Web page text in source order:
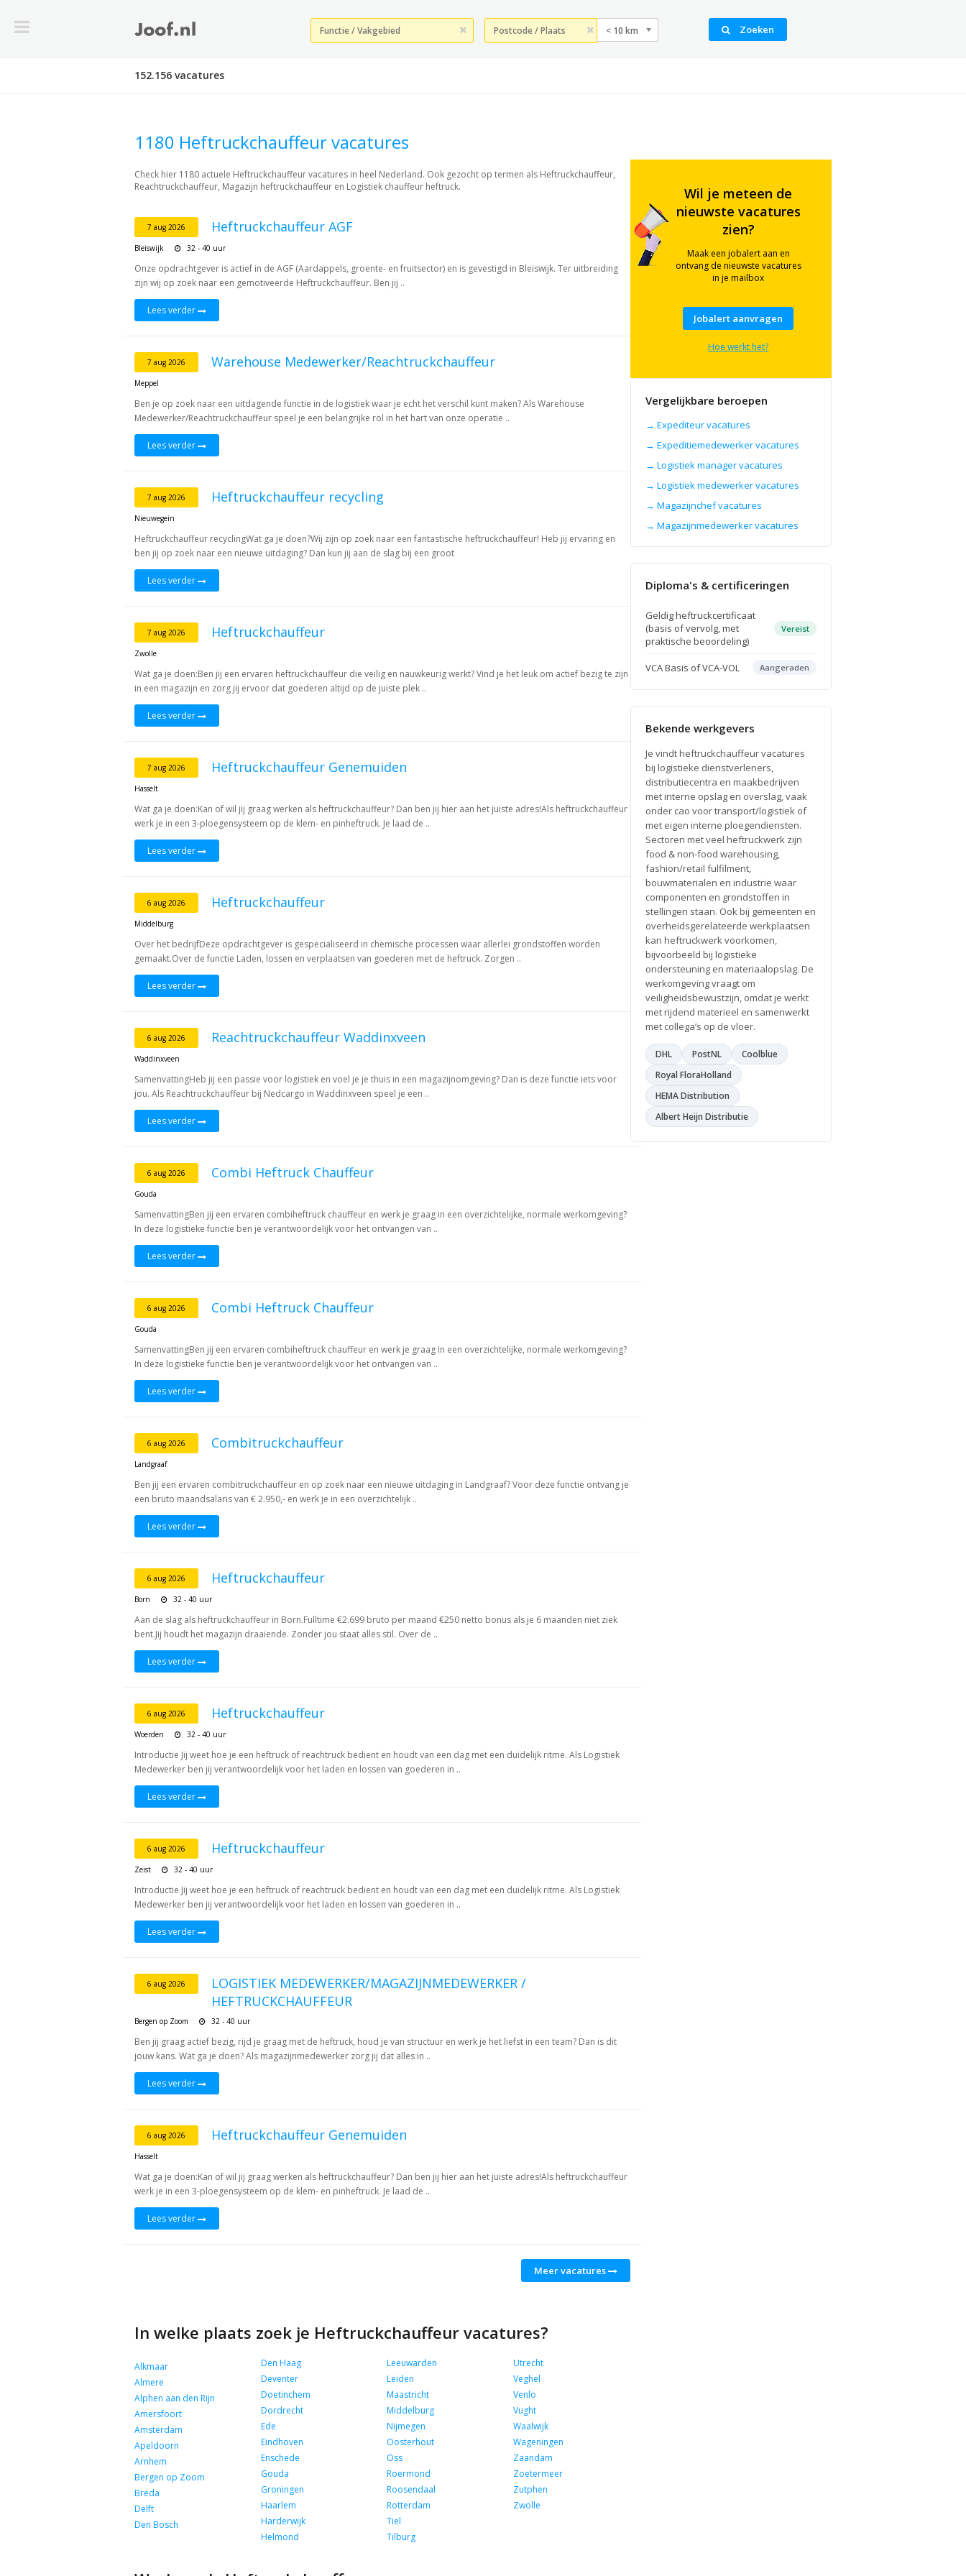
< 10 km Zoeken
152.156 vacatures
1180 Heftruckchauffeur vacatures
Check hier 1180 actuele Heftruckchauffeur vacatures in heel Nederland. Ook gezocht op termen als Heftruckchauffeur,
Reachtruckchauffeur, Magazijn heftruckchauffeur en Logistiek chauffeur heftruck.
7 aug 2026 Heftruckchauffeur AGF
Bleiswijk 32 - 40 uur
Onze opdrachtgever is actief in de AGF (Aardappels, groente- en fruitsector) en is gevestigd in Bleiswijk. Ter uitbreiding
zijn wij op zoek naar een gemotiveerde Heftruckchauffeur. Ben jij ..
Lees verder
7 aug 2026 Warehouse Medewerker/Reachtruckchauffeur
Meppel
Ben je op zoek naar een uitdagende functie in de logistiek waar je echt het verschil kunt maken? Als Warehouse
Medewerker/Reachtruckchauffeur speel je een belangrijke rol in het hart van onze operatie ..
Lees verder
7 aug 2026 Heftruckchauffeur recycling
Nieuwegein
Heftruckchauffeur recyclingWat ga je doen?Wij zijn op zoek naar een fantastische heftruckchauffeur! Heb jij ervaring en
ben jij op zoek naar een nieuwe uitdaging? Dan kun jij aan de slag bij een groot
Lees verder
7 aug 2026 Heftruckchauffeur
Zwolle
Wat ga je doen:Ben jij een ervaren heftruckchauffeur die veilig en nauwkeurig werkt? Vind je het leuk om actief bezig te zijn
in een magazijn en zorg jij ervoor dat goederen altijd op de juiste plek ..
Lees verder
7 aug 2026 Heftruckchauffeur Genemuiden
Hasselt
Wat ga je doen:Kan of wil jij graag werken als heftruckchauffeur? Dan ben jij hier aan het juiste adres!Als heftruckchauffeur
werk je in een 3-ploegensysteem op de klem- en pinheftruck. Je laad de ..
Lees verder
6 aug 2026 Heftruckchauffeur
Middelburg
Over het bedrijfDeze opdrachtgever is gespecialiseerd in chemische processen waar allerlei grondstoffen worden
gemaakt.Over de functie Laden, lossen en verplaatsen van goederen met de heftruck. Zorgen ..
Lees verder
6 aug 2026 Reachtruckchauffeur Waddinxveen
Waddinxveen
SamenvattingHeb jij een passie voor logistiek en voel je je thuis in een magazijnomgeving? Dan is deze functie iets voor
jou. Als Reachtruckchauffeur bij Nedcargo in Waddinxveen speel je een ..
Lees verder
6 aug 2026 Combi Heftruck Chauffeur
Gouda
SamenvattingBen jij een ervaren combiheftruck chauffeur en werk je graag in een overzichtelijke, normale werkomgeving?
In deze logistieke functie ben je verantwoordelijk voor het ontvangen van ..
Lees verder
6 aug 2026 Combi Heftruck Chauffeur
Gouda
SamenvattingBen jij een ervaren combiheftruck chauffeur en werk je graag in een overzichtelijke, normale werkomgeving?
In deze logistieke functie ben je verantwoordelijk voor het ontvangen van ..
Lees verder
6 aug 2026 Combitruckchauffeur
Landgraaf
Ben jij een ervaren combitruckchauffeur en op zoek naar een nieuwe uitdaging in Landgraaf? Voor deze functie ontvang je
een bruto maandsalaris van € 2.950,- en werk je in een overzichtelijk ..
Lees verder
6 aug 2026 Heftruckchauffeur
Born 32 - 40 uur
Aan de slag als heftruckchauffeur in Born.Fulltime €2.699 bruto per maand €250 netto bonus als je 6 maanden niet ziek
bent.Jij houdt het magazijn draaiende. Zonder jou staat alles stil. Over de ..
Lees verder
6 aug 2026 Heftruckchauffeur
Woerden 32 - 40 uur
Introductie Jij weet hoe je een heftruck of reachtruck bedient en houdt van een dag met een duidelijk ritme. Als Logistiek
Medewerker ben jij verantwoordelijk voor het laden en lossen van goederen in ..
Lees verder
6 aug 2026 Heftruckchauffeur
Zeist 32 - 40 uur
Introductie Jij weet hoe je een heftruck of reachtruck bedient en houdt van een dag met een duidelijk ritme. Als Logistiek
Medewerker ben jij verantwoordelijk voor het laden en lossen van goederen in ..
Lees verder
6 aug 2026
LOGISTIEK MEDEWERKER/MAGAZIJNMEDEWERKER /
HEFTRUCKCHAUFFEUR
Bergen op Zoom 32 - 40 uur
Ben jij graag actief bezig, rijd je graag met de heftruck, houd je van structuur en werk je het liefst in een team? Dan is dit
jouw kans. Wat ga je doen? Als magazijnmedewerker zorg jij dat alles in ..
Lees verder
6 aug 2026 Heftruckchauffeur Genemuiden
Hasselt
Wat ga je doen:Kan of wil jij graag werken als heftruckchauffeur? Dan ben jij hier aan het juiste adres!Als heftruckchauffeur
werk je in een 3-ploegensysteem op de klem- en pinheftruck. Je laad de ..
Lees verder
Meer vacatures
In welke plaats zoek je Heftruckchauffeur vacatures?
Alkmaar
Almere
Alphen aan den Rijn
Amersfoort
Amsterdam
Apeldoorn
Arnhem
Bergen op Zoom
Breda
Delft
Den Bosch
Den Haag
Deventer
Doetinchem
Dordrecht
Ede
Eindhoven
Enschede
Gouda
Groningen
Haarlem
Harderwijk
Helmond
Leeuwarden
Leiden
Maastricht
Middelburg
Nijmegen
Oosterhout
Oss
Roermond
Roosendaal
Rotterdam
Tiel
Tilburg
Utrecht
Veghel
Venlo
Vught
Waalwijk
Wageningen
Zaandam
Zoetermeer
Zutphen
Zwolle
Wil je meteen de
nieuwste vacatures
zien?
Maak een jobalert aan en
ontvang de nieuwste vacatures
in je mailbox
Jobalert aanvragen
Hoe werkt het?
Vergelijkbare beroepen
→ Expediteur vacatures
→ Expeditiemedewerker vacatures
→ Logistiek manager vacatures
→ Logistiek medewerker vacatures
→ Magazijnchef vacatures
→ Magazijnmedewerker vacatures
Diploma's & certificeringen
Geldig heftruckcertificaat
(basis of vervolg, met
praktische beoordeling)
Vereist
VCA Basis of VCA-VOL Aangeraden
Bekende werkgevers
Je vindt heftruckchauffeur vacatures
bij logistieke dienstverleners,
distributiecentra en maakbedrijven
met interne opslag en overslag, vaak
onder cao voor transport/logistiek of
met eigen interne ploegendiensten.
Sectoren met veel heftruckwerk zijn
food & non-food warehousing,
fashion/retail fulfilment,
bouwmaterialen en industrie waar
componenten en grondstoffen in
stellingen staan. Ook bij gemeenten en
overheidsgerelateerde werkplaatsen
kan heftruckwerk voorkomen,
bijvoorbeeld bij logistieke
ondersteuning en materiaalopslag. De
werkomgeving vraagt om
veiligheidsbewustzijn, omdat je werkt
met rijdend materieel en samenwerkt
met collega’s op de vloer.
DHL PostNL
Coolblue
Royal FloraHolland
HEMA Distribution
Albert Heijn Distributie